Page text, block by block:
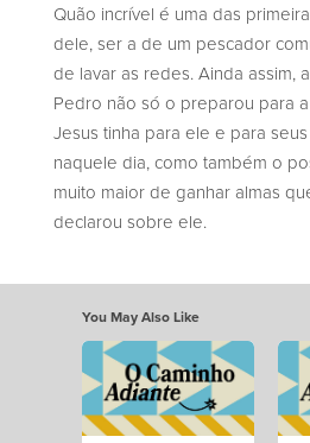
Quão incrível é uma das
dele, ser a de um pescador
de lavar as redes. Ainda assim,
Pedro não só o preparou para
Jesus tinha para ele e para
naquele dia, como também o
muito maior de ganhar almas
declarou sobre ele.
You May Also Like